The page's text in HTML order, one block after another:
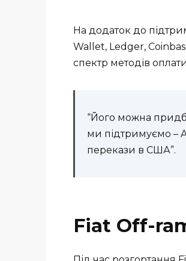
На додаток до
Wallet, Ledger,
спектр методів
“Його можна
ми підтримуємо –
перекази в США”.
Fiat Off-